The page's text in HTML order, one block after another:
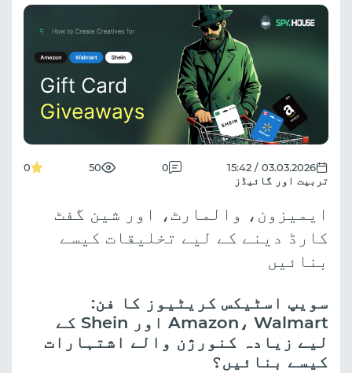
تربیت اور گائیڈز
03.03.2026 / 15:42
0
50
0
ایمیزون، والمارٹ، اور شین گفٹ
کارڈ دینے کے لیے تخلیقات کیسے
بنائیں
سویپ اسٹیکس کریٹیوز کا فن:
Amazon، Walmart اور Shein کے
لیے زیادہ کنورژن والے اشتہارات
کیسے بنائیں؟